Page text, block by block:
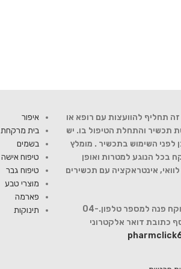
איפור
בית מרקחת
בשמים
טיפוח אישה
טיפוח גבר
מוצרי טבע
פארמה
תינוקות
תחליף להוועצות עם רופא או
תכשיר והתחלת הטיפול בו. יש
לפני השימוש בתכשיר . מומלץ
בכל הנוגע למטרות ואופן
אינטראקציה עם תכשירים
להתייעצות עם רוקח פנה למספר טלפון.04-